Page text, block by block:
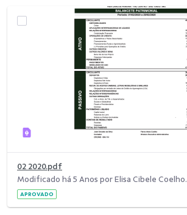
02 2020.pdf
Modificado há 5 Anos por Elisa Cibele Coelho.
APROVADO